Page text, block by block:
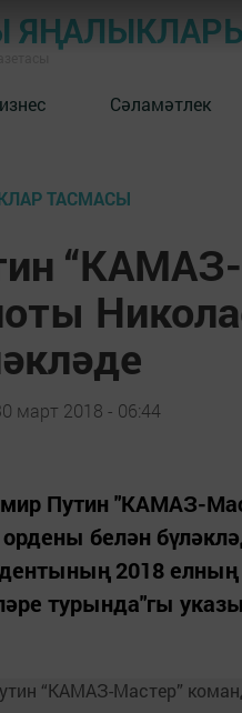
Сәламәтлек
ТАСМАСЫ
март 2018 - 06:44
Путин "КАМАЗ-
белән
2018
турында"гы